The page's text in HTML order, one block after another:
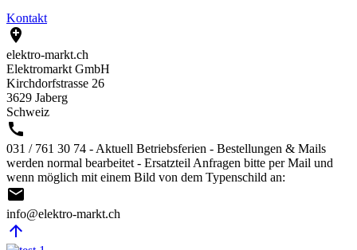
Kontakt

elektro-markt.ch
Elektromarkt GmbH
Kirchdorfstrasse 26
3629 Jaberg
Schweiz

031 / 761 30 74 - Aktuell Betriebsferien - Bestellungen & Mails
werden normal bearbeitet - Ersatzteil Anfragen bitte per Mail und
wenn möglich mit einem Bild von dem Typenschild an:

info@elektro-markt.ch
